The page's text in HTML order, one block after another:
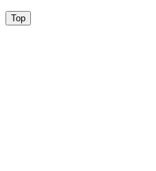
Top